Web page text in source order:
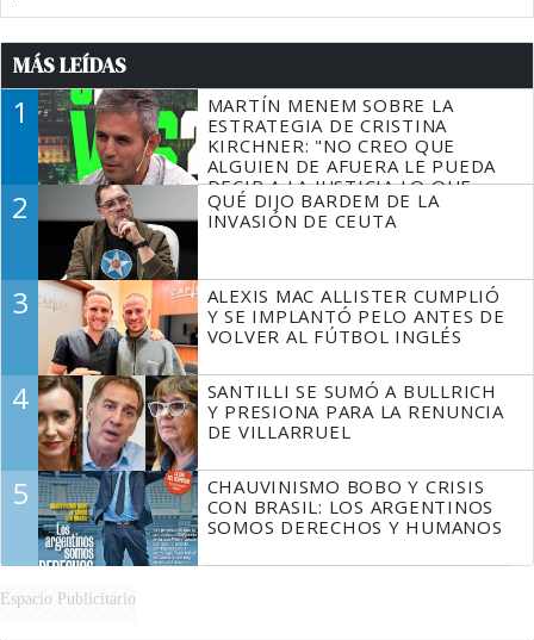
MÁS LEÍDAS
1
MARTÍN MENEM SOBRE LA
ESTRATEGIA DE CRISTINA
KIRCHNER: "NO CREO QUE
ALGUIEN DE AFUERA LE PUEDA
DECIR A LA JUSTICIA LO QUE
TIENE QUE HACER"
2
QUÉ DIJO BARDEM DE LA
INVASIÓN DE CEUTA
3
ALEXIS MAC ALLISTER CUMPLIÓ
Y SE IMPLANTÓ PELO ANTES DE
VOLVER AL FÚTBOL INGLÉS
4
SANTILLI SE SUMÓ A BULLRICH
Y PRESIONA PARA LA RENUNCIA
DE VILLARRUEL
5
CHAUVINISMO BOBO Y CRISIS
CON BRASIL: LOS ARGENTINOS
SOMOS DERECHOS Y HUMANOS
Espacio Publicitario